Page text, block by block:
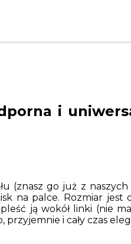
i
(znasz go już z naszych
na palce. Rozmiar jest
ją wokół linki (nie
i cały czas